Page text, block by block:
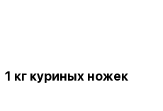
1 кг куриных ножек